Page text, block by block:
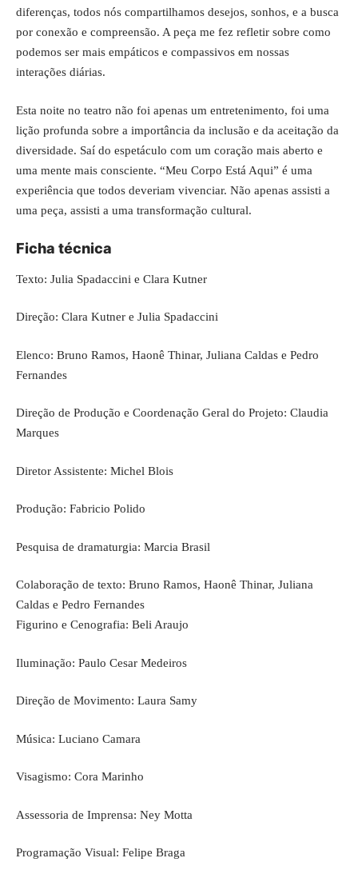
diferenças, todos nós compartilhamos desejos, sonhos, e a busca
por conexão e compreensão. A peça me fez refletir sobre como
podemos ser mais empáticos e compassivos em nossas
interações diárias.
Esta noite no teatro não foi apenas um entretenimento, foi uma
lição profunda sobre a importância da inclusão e da aceitação da
diversidade. Saí do espetáculo com um coração mais aberto e
uma mente mais consciente. “Meu Corpo Está Aqui” é uma
experiência que todos deveriam vivenciar. Não apenas assisti a
uma peça, assisti a uma transformação cultural.
Ficha técnica
Texto: Julia Spadaccini e Clara Kutner
Direção: Clara Kutner e Julia Spadaccini
Elenco: Bruno Ramos, Haonê Thinar, Juliana Caldas e Pedro
Fernandes
Direção de Produção e Coordenação Geral do Projeto: Claudia
Marques
Diretor Assistente: Michel Blois
Produção: Fabricio Polido
Pesquisa de dramaturgia: Marcia Brasil
Colaboração de texto: Bruno Ramos, Haonê Thinar, Juliana
Caldas e Pedro Fernandes
Figurino e Cenografia: Beli Araujo
Iluminação: Paulo Cesar Medeiros
Direção de Movimento: Laura Samy
Música: Luciano Camara
Visagismo: Cora Marinho
Assessoria de Imprensa: Ney Motta
Programação Visual: Felipe Braga